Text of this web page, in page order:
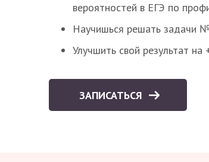
вероятностей в ЕГЭ по
Научишься решать задачи
Улучшить свой результат
ЗАПИСАТЬСЯ